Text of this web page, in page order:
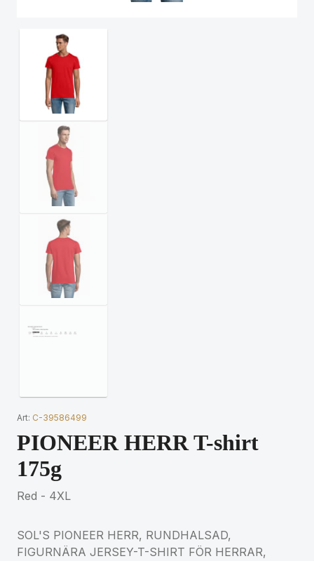
Art: C-39586499
PIONEER HERR T-shirt
175g
Red - 4XL
SOL'S PIONEER HERR, RUNDHALSAD,
FIGURNÄRA JERSEY-T-SHIRT FÖR HERRAR,